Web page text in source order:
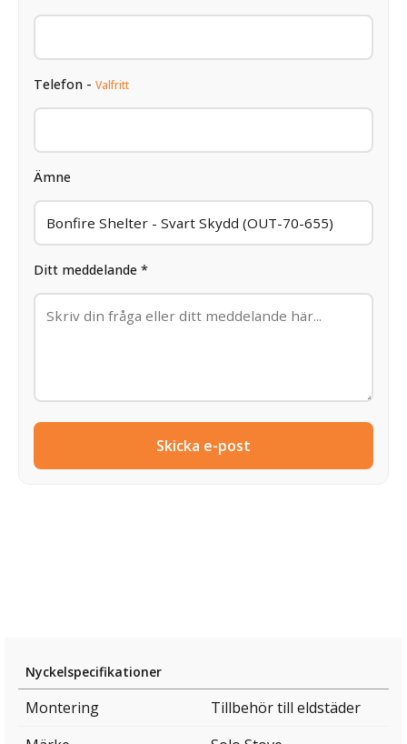
Telefon - Valfritt
Ämne
Ditt meddelande *
Skicka e-post
Nyckelspecifikationer
Montering
Tillbehör till eldstäder